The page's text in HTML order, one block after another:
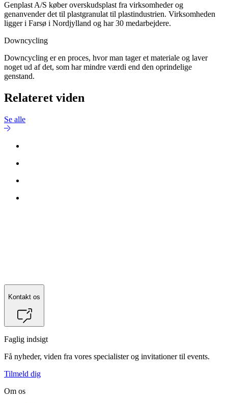
Genplast A/S køber overskudsplast fra virksomheder og
genanvender det til plastgranulat til plastindustrien. Virksomheden
ligger i Farsø i Nordjylland og har 30 medarbejdere.
Downcycling
Downcycling er en proces, hvor man tager et materiale og laver
noget ud af det, som har mindre værdi end den oprindelige
genstand.
Relateret viden
Se alle
Kontakt os
Faglig indsigt
Få nyheder, viden fra vores specialister og invitationer til events.
Tilmeld dig
Om os